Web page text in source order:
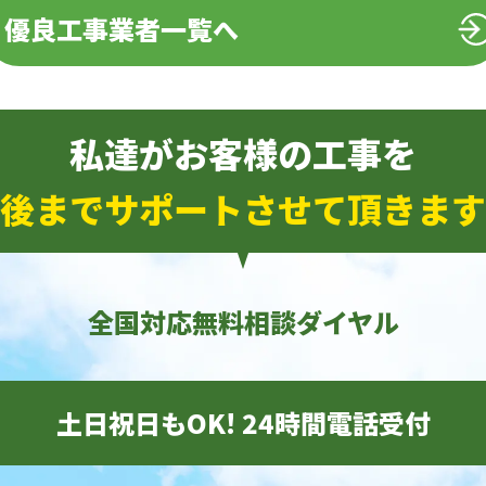
優良工事業者一覧へ
私達がお客様の工事を
までサポートさせて頂きま
全国対応無料相談ダイヤル
土日祝日もOK! 24時間電話受付